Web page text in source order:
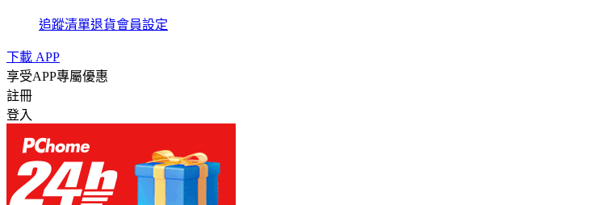
追蹤清單退貨會員設定
下載 APP
享受APP專屬優惠
註冊
登入